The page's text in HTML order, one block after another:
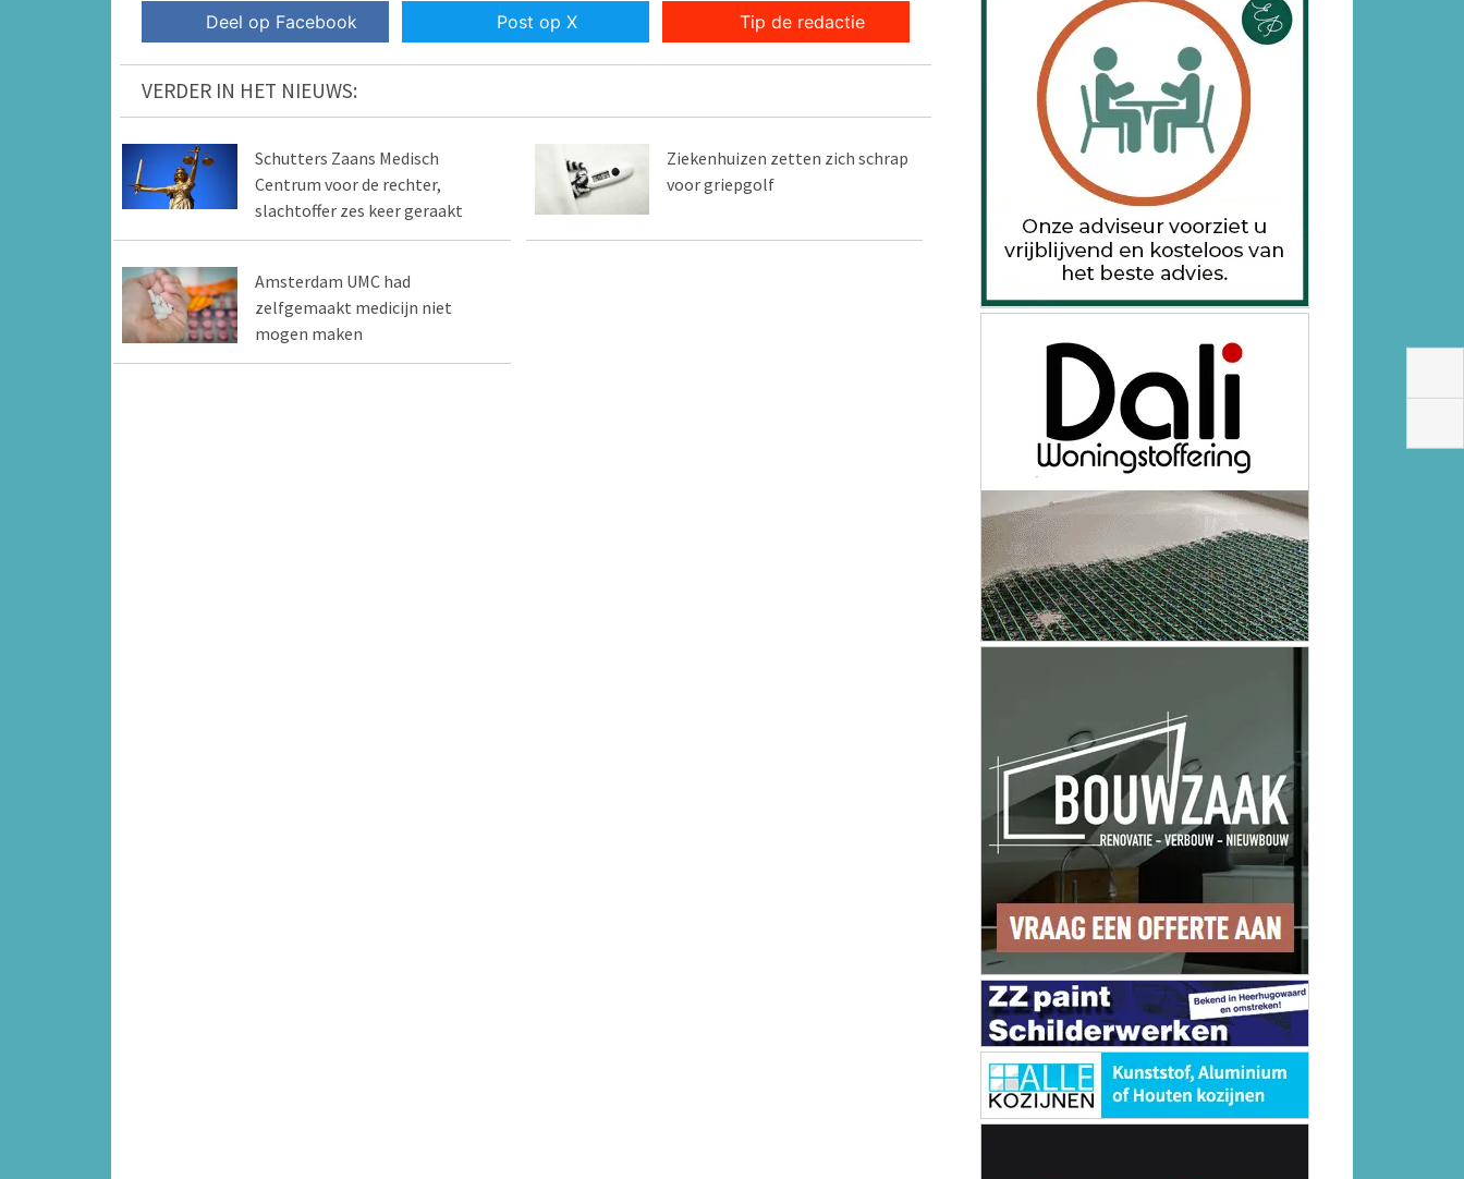
Deel op Facebook Post op X Tip de redactie
VERDER IN HET NIEUWS:
Schutters Zaans Medisch
Centrum voor de rechter,
slachtoffer zes keer geraakt
Ziekenhuizen zetten zich schrap
voor griepgolf
Amsterdam UMC had
zelfgemaakt medicijn niet
mogen maken